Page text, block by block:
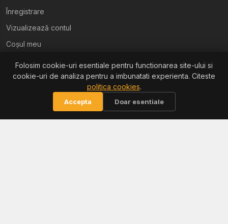
Înregistrare
Vizualizează contul
Coșul meu
Ajutor
Termeni și condiții
Politica de confidențialitate
Folosim cookie-uri esentiale pentru functionarea site-ului si
cookie-uri de analiza pentru a imbunatati experienta. Citeste
politica cookies.
Accepta Doar esentiale